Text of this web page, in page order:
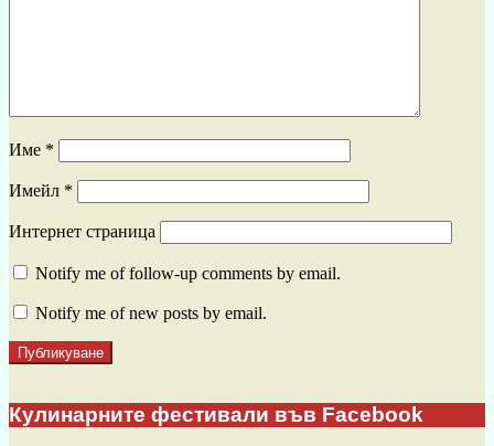
Име *
Имейл *
Интернет страница
Notify me of follow-up comments by email.
Notify me of new posts by email.
Кулинарните фестивали във Facebook